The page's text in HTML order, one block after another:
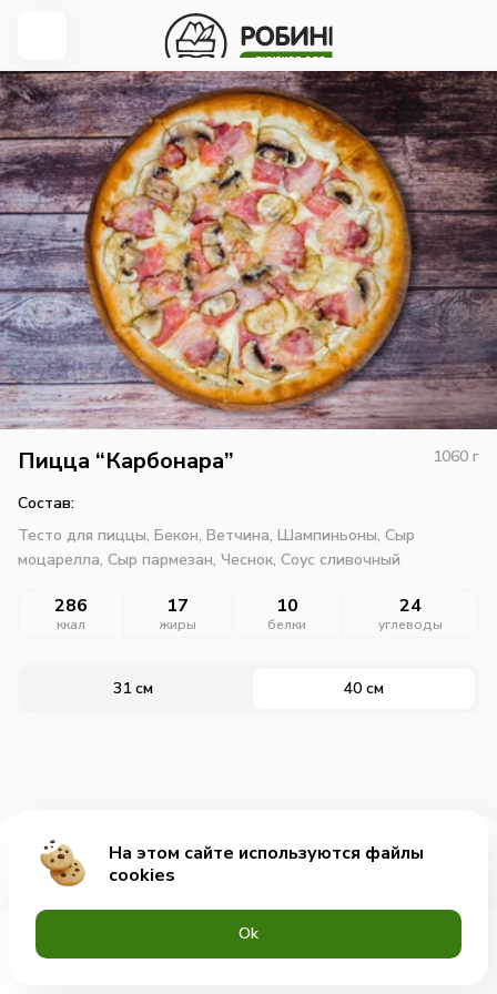
Пицца “Карбонара” 1060 г
Состав:
Тесто для пиццы, Бекон, Ветчина, Шампиньоны, Сыр
моцарелла, Сыр пармезан, Чеснок, Соус сливочный
286
ккал
17
жиры
10
белки
24
углеводы
31 см 40 см
Добавить за 875₽
На этом сайте используются файлы
cookies
Оk